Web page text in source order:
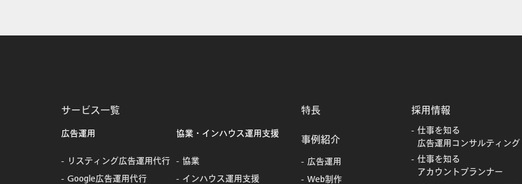
サービス一覧
広告運用
リスティング広告運用代行
Google広告運用代行
協業・インハウス運用支援
協業
インハウス運用支援
特長
事例紹介
広告運用
Web制作
採用情報
仕事を知る
広告運用コンサルティング
仕事を知る
アカウントプランナー